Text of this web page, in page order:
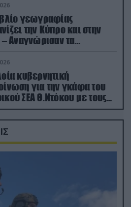
γεωγραφίας
την Κύπρο και στην
– Αναγνώρισαν τα
(φωτο)
κυβερνητική
για την γκάφα του
ΣΕΑ Θ.Ντόκου με τους
φαρσέρ